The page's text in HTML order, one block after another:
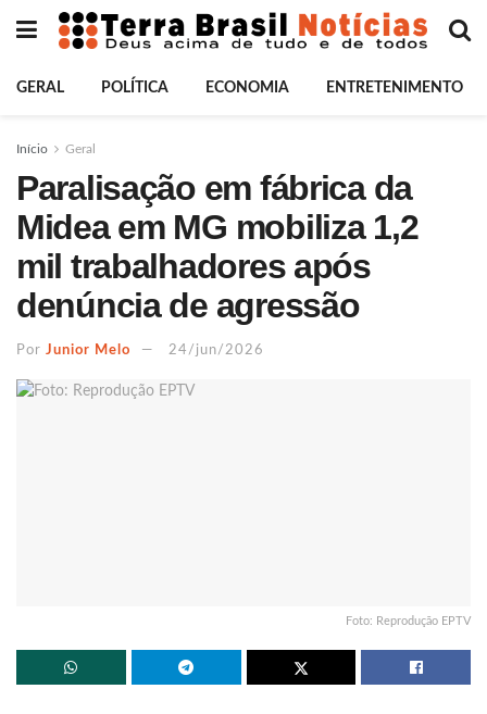
GERAL POLÍTICA ECONOMIA ENTRETENIMENTO
Início Geral
Paralisação em fábrica da
Midea em MG mobiliza 1,2
mil trabalhadores após
denúncia de agressão
Por Junior Melo 24/jun/2026
Foto: Reprodução EPTV